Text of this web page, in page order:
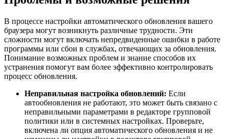
В процессе настройки автоматического обновления вашего
браузера могут возникнуть различные трудности. Эти
сложности могут включать непредвиденные ошибки в работе
программы или сбои в службах, отвечающих за обновления.
Понимание возможных проблем и знание способов их
устранения помогут вам более эффективно контролировать
процесс обновления.
Неправильная настройка обновлений: Если
автообновления не работают, это может быть связано с
неправильными параметрами в редакторе групповой
политики или в системных настройках. Проверьте,
включена ли опция автоматического обновления и не